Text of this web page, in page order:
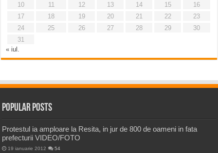
10
11 12 13 14 15
16
17
18 19 20 21 22
23
24
25 26 27 28 29
30
31
« iul.
Popular Posts
Protestul ia amploare la Resita, in jur de 800 de oameni in fata
prefecturii VIDEO/FOTO
19 ianuarie 2012 54